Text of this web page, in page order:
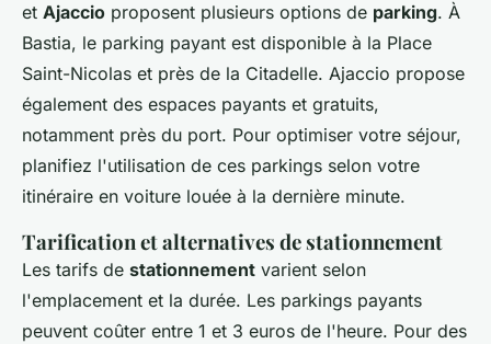
et Ajaccio proposent plusieurs options de parking. À
Bastia, le parking payant est disponible à la Place
Saint-Nicolas et près de la Citadelle. Ajaccio propose
également des espaces payants et gratuits,
notamment près du port. Pour optimiser votre séjour,
planifiez l'utilisation de ces parkings selon votre
itinéraire en voiture louée à la dernière minute.
Tarification et alternatives de stationnement
Les tarifs de stationnement varient selon
l'emplacement et la durée. Les parkings payants
peuvent coûter entre 1 et 3 euros de l'heure. Pour des